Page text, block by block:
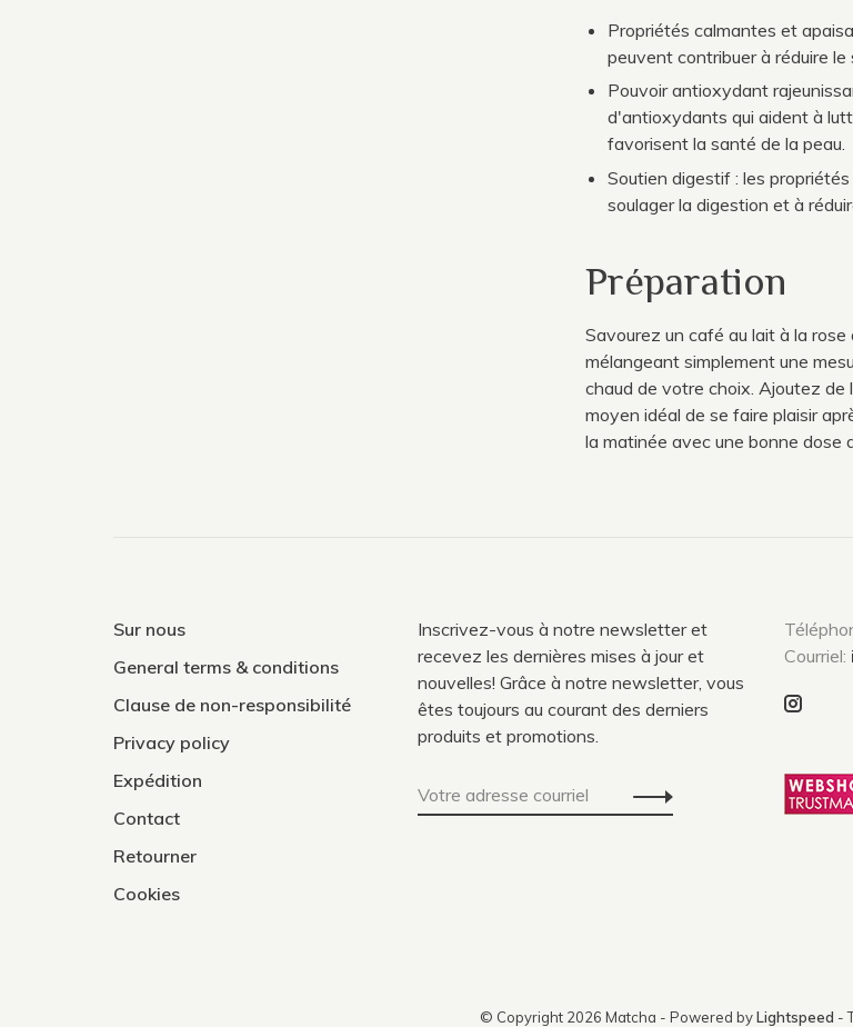
Propriétés calmantes et
peuvent contribuer à réduire
Pouvoir antioxydant
d'antioxydants qui aident à
favorisent la santé de la peau.
Soutien digestif : les
soulager la digestion et à
Préparation
Savourez un café au lait à la
mélangeant simplement une
chaud de votre choix. Ajoutez de
moyen idéal de se faire plaisir
la matinée avec une bonne dose
Sur nous
General terms & conditions
Clause de non-responsibilité
Privacy policy
Expédition
Contact
Retourner
Cookies
Inscrivez-vous à notre newsletter et
recevez les dernières mises à jour et
nouvelles! Grâce à notre newsletter, vous
êtes toujours au courant des derniers
produits et promotions.
Courriel:
© Copyright 2026 Matcha - Powered byLightspeed -